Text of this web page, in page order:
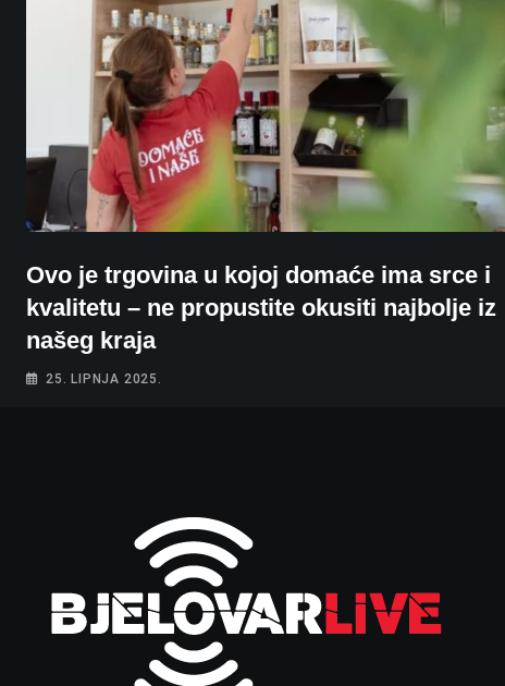
Ovo je trgovina u kojoj domaće ima srce i
kvalitetu – ne propustite okusiti najbolje iz
našeg kraja
25. LIPNJA 2025.